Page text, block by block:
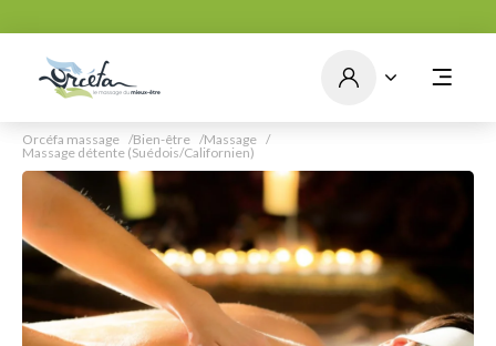
ou musculaire, prenez le
Orcéfa massage Bien-être
Massage
Massage détente (Suédois/Californien)